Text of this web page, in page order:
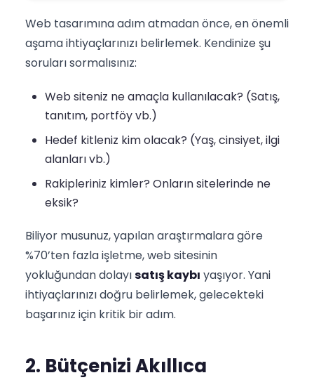
Web tasarımına adım atmadan önce, en önemli
aşama ihtiyaçlarınızı belirlemek. Kendinize şu
soruları sormalısınız:
Web siteniz ne amaçla kullanılacak? (Satış,
tanıtım, portföy vb.)
Hedef kitleniz kim olacak? (Yaş, cinsiyet, ilgi
alanları vb.)
Rakipleriniz kimler? Onların sitelerinde ne
eksik?
Biliyor musunuz, yapılan araştırmalara göre
%70’ten fazla işletme, web sitesinin
yokluğundan dolayısatış kaybı yaşıyor. Yani
ihtiyaçlarınızı doğru belirlemek, gelecekteki
başarınız için kritik bir adım.
2. Bütçenizi Akıllıca